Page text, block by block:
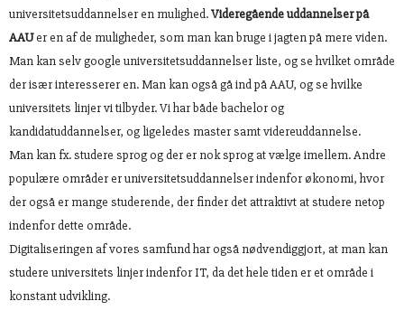
universitetsuddannelser en mulighed.Videregående uddannelser på
AAUer en af de muligheder, som man kan bruge i jagten på mere viden.
Man kan selv google universitetsuddannelser liste, og se hvilket område
der især interesserer en. Man kan også gå ind på AAU, og se hvilke
universitets linjer vi tilbyder. Vi har både bachelor og
kandidatuddannelser, og ligeledes master samt videreuddannelse.
Man kan fx. studere sprog og der er nok sprog at vælge imellem. Andre
populære områder er universitetsuddannelser indenfor økonomi, hvor
der også er mange studerende, der finder det attraktivt at studere netop
indenfor dette område.
Digitaliseringen af vores samfund har også nødvendiggjort, at man kan
studere universitets linjer indenfor IT, da det hele tiden er et område i
konstant udvikling.